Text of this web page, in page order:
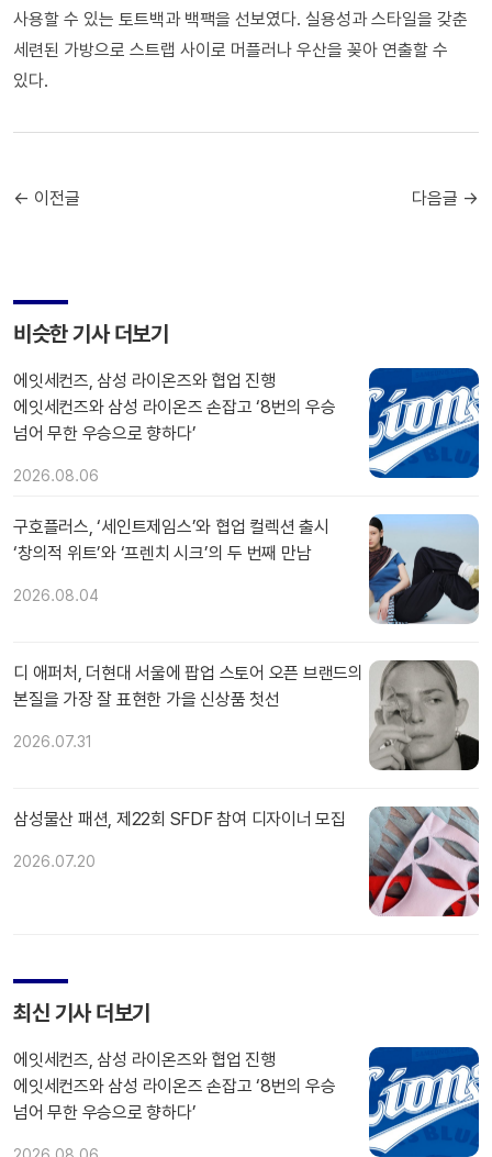
사용할 수 있는 토트백과 백팩을 선보였다. 실용성과 스타일을 갖춘
세련된 가방으로 스트랩 사이로 머플러나 우산을 꽂아 연출할 수
있다.
← 이전글 다음글 →
비슷한 기사 더보기
에잇세컨즈, 삼성 라이온즈와 협업 진행
에잇세컨즈와 삼성 라이온즈 손잡고 ‘8번의 우승
넘어 무한 우승으로 향하다’
2026.08.06
구호플러스, ‘세인트제임스’와 협업 컬렉션 출시
‘창의적 위트’와 ‘프렌치 시크’의 두 번째 만남
2026.08.04
디 애퍼처, 더현대 서울에 팝업 스토어 오픈 브랜드의
본질을 가장 잘 표현한 가을 신상품 첫선
2026.07.31
삼성물산 패션, 제22회 SFDF 참여 디자이너 모집
2026.07.20
최신 기사 더보기
에잇세컨즈, 삼성 라이온즈와 협업 진행
에잇세컨즈와 삼성 라이온즈 손잡고 ‘8번의 우승
넘어 무한 우승으로 향하다’